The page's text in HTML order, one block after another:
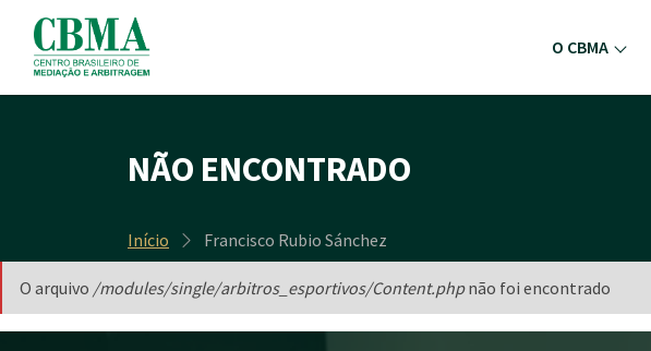
O CBMA
NÃO ENCONTRADO
Início Francisco Rubio Sánchez
O arquivo /modules/single/arbitros_esportivos/Content.phpnão foi encontrado